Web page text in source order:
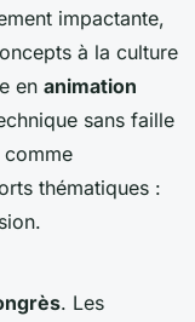
impactante,
à la culture
en animation
sans faille
thématiques :
. Les